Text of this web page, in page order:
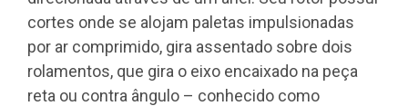
cortes onde se alojam paletas impulsionadas
por ar comprimido, gira assentado sobre dois
rolamentos, que gira o eixo encaixado na peça
reta ou contra ângulo – conhecido como